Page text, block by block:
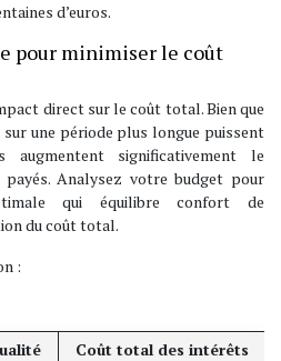
d’euros.
pour minimiser le coût
direct sur le coût total. Bien que
une période plus longue puissent
augmentent significativement le
Analysez votre budget pour
qui équilibre confort de
du coût total.
:
Coût total des intérêts